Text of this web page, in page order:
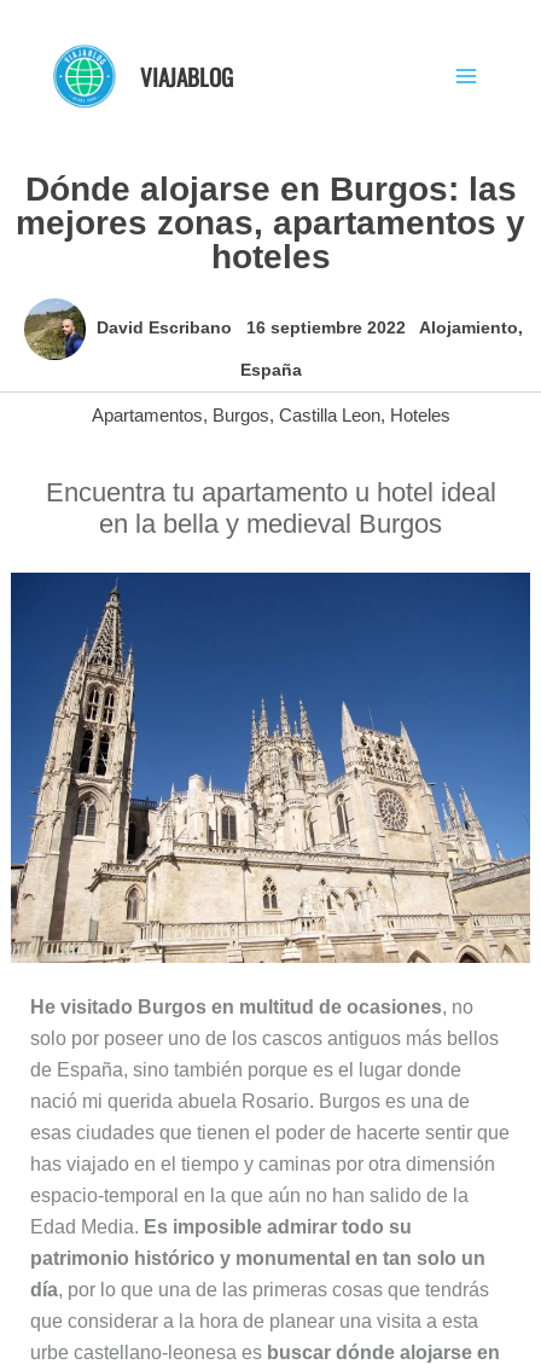
contenido
VIAJABLOG
Dónde alojarse en Burgos: las
mejores zonas, apartamentos y
hoteles
David Escribano 16 septiembre 2022 Alojamiento,
España
Apartamentos, Burgos, Castilla Leon, Hoteles
Encuentra tu apartamento u hotel ideal
en la bella y medieval Burgos
He visitado Burgos en multitud de ocasiones, no
solo por poseer uno de los cascos antiguos más bellos
de España, sino también porque es el lugar donde
nació mi querida abuela Rosario. Burgos es una de
esas ciudades que tienen el poder de hacerte sentir que
has viajado en el tiempo y caminas por otra dimensión
espacio-temporal en la que aún no han salido de la
Edad Media. Es imposible admirar todo su
patrimonio histórico y monumental en tan solo un
día, por lo que una de las primeras cosas que tendrás
que considerar a la hora de planear una visita a esta
urbe castellano-leonesa es buscar dónde alojarse en